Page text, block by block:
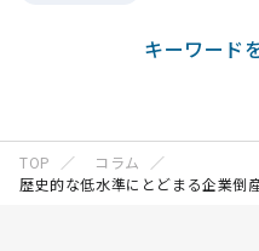
キーワード
TOP
コラム
歴史的な低水準にとどまる企業倒